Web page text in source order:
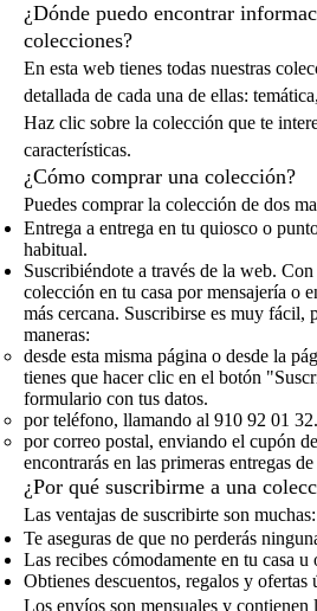
¿Dónde puedo encontrar
colecciones?
En esta web tienes todas nuestras
detallada de cada una de ellas:
Haz clic sobre la colección que te
características.
¿Cómo comprar una colección?
Puedes comprar la colección de dos
Entrega a entrega en tu quiosco o
habitual.
Suscribiéndote a través de la web.
colección en tu casa por mensajería o
más cercana. Suscribirse es muy fácil,
maneras:
desde esta misma página o desde la
tienes que hacer clic en el botón
formulario con tus datos.
por teléfono, llamando al 910 92 01 32.
por correo postal, enviando el cupón
encontrarás en las primeras entregas
¿Por qué suscribirme a una
Las ventajas de suscribirte son muchas:
Te aseguras de que no perderás
Las recibes cómodamente en tu casa u
Obtienes descuentos, regalos y ofertas
Los envíos son mensuales y contienen